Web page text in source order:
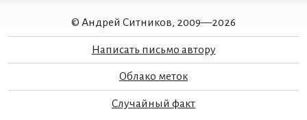
© Андрей Ситников, 2009—2026
Написать письмо автору
Облако меток
Случайный факт